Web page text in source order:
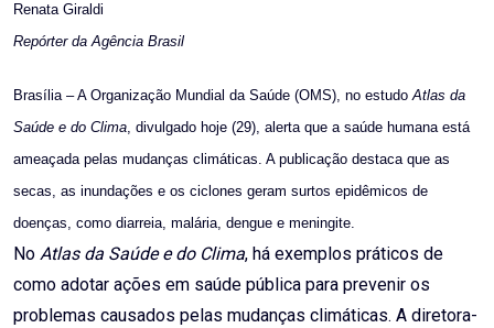
Renata Giraldi
Repórter da Agência Brasil
Brasília – A Organização Mundial da Saúde (OMS), no estudoAtlas da
Saúde e do Clima, divulgado hoje (29), alerta que a saúde humana está
ameaçada pelas mudanças climáticas. A publicação destaca que as
secas, as inundações e os ciclones geram surtos epidêmicos de
doenças, como diarreia, malária, dengue e meningite.
No Atlas da Saúde e do Clima, há exemplos práticos de
como adotar ações em saúde pública para prevenir os
problemas causados pelas mudanças climáticas. A diretora-